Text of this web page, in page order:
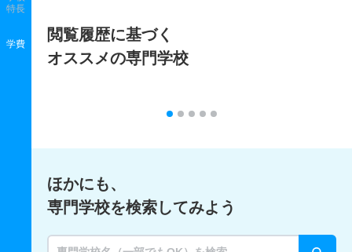
特長
学費
閲覧履歴に基づく
オススメの専門学校
ほかにも、
専門学校を検索してみよう